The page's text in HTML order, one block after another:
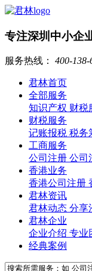
专注深圳中小企
服务热线： 400-138-
君林首页
全部服务
知识产权 财税
财税服务
记账报税 税务
工商服务
公司注册 公司
香港业务
香港公司注册
君林资讯
君林动态 分享
君林企业
企业介绍 专业
经典案例